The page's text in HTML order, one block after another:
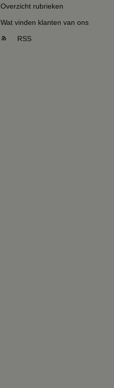
Overzicht rubrieken
Wat vinden klanten van ons
RSS